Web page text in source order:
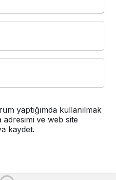
yaptığımda kullanılmak
adresimi ve web site
kaydet.